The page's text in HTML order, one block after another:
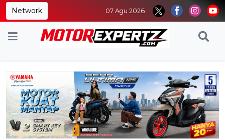
Network 07 Agu 2026